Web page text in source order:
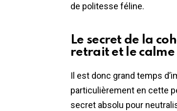
de politesse féline.
Le secret de la
retrait et le calme
Il est donc grand temps
particulièrement en cette
secret absolu pour